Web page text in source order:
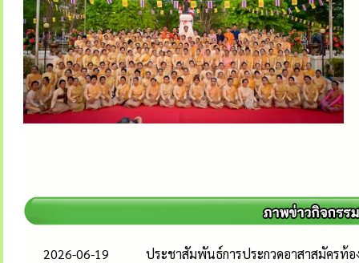
2026-06-19
ประชาสัมพันธ์การประกวดอาสาสมัครท้